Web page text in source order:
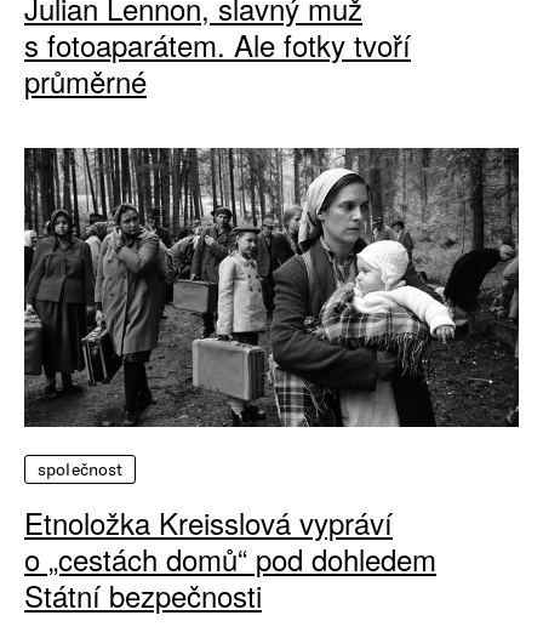
s fotoaparátem. Ale fotky tvoří
průměrné
společnost
Etnoložka Kreisslová vypráví
o „cestách domů“ pod dohledem
Státní bezpečnosti